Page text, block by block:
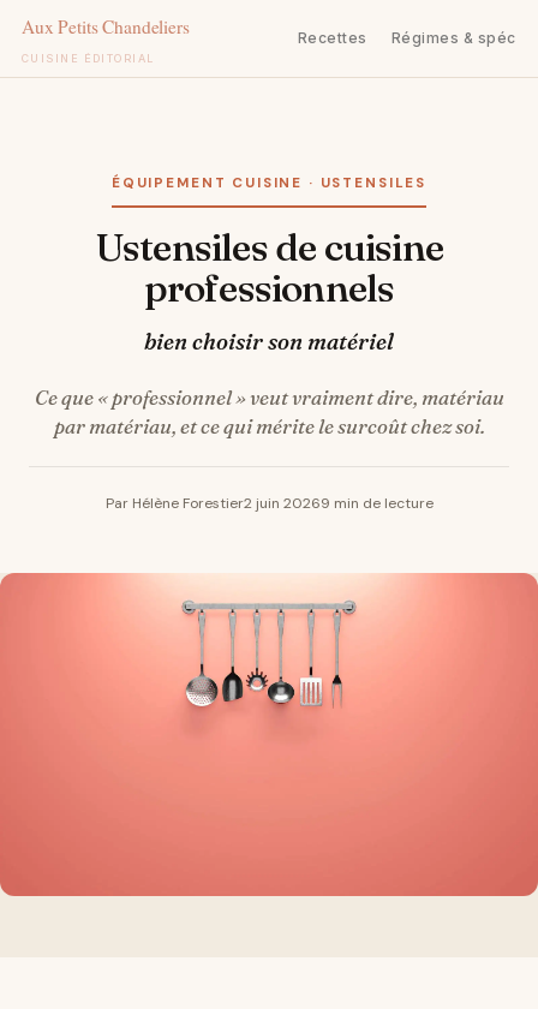
CUISINE ÉDITORIAL
Recettes Régimes &
ÉQUIPEMENT CUISINE · USTENSILES
Ustensiles de cuisine
professionnels
bien choisir son matériel
Ce que « professionnel » veut vraiment dire, matériau
par matériau, et ce qui mérite le surcoût chez soi.
Par Hélène Forestier2 juin 20269 min de lecture